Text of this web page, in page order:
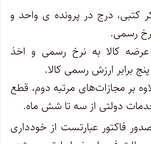
کتبی، درج در پرونده‌ ی واحد و
رسمی.
کالا به نرخ رسمی و اخذ
برابر ارزش رسمی کالا.
بر مجازات‌‌های مرتبه دوم، قطع
دولتی از سه تا شش ماه.
فاکتور عبارتست از خودداری